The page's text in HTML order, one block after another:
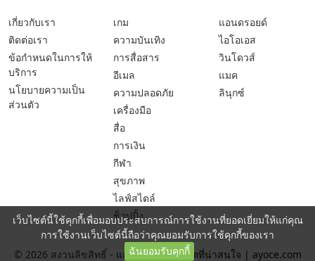
เกี่ยวกับเรา
ติดต่อเรา
ข้อกำหนดในการให้
บริการ
นโยบายความเป็น
ส่วนตัว
เกม
ความบันเทิง
การสื่อสาร
อีเมล
ความปลอดภัย
เครื่องมือ
สื่อ
การเงิน
กีฬา
สุขภาพ
ไลฟ์สไตล์
ช็อปปิ้ง
แอนดรอยด์
ไอโอเอส
วินโดวส์
แมค
ลินุกซ์
© 2026 สงวนลิขสิทธิ์ - แอปและเกมยอดฮิตที่น่าสนใจ | ayoce.com
เว็บไซต์นี้ใช้คุกกี้เพื่อมอบประสบการณ์การใช้งานที่ยอดเยี่ยมให้แก่คุณ
การใช้งานเว็บไซต์นี้ถือว่าคุณยอมรับการใช้คุกกี้ของเรา
ฉันยอมรับคุกกี้